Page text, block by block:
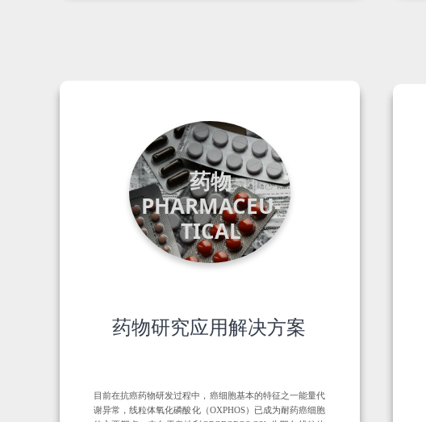
药物研究应用解决方案
目前在抗癌药物研发过程中，癌细胞基本的特征之一能量代
谢异常，线粒体氧化磷酸化（OXPHOS）已成为耐药癌细胞
药物
PHARMACEU-
TICAL